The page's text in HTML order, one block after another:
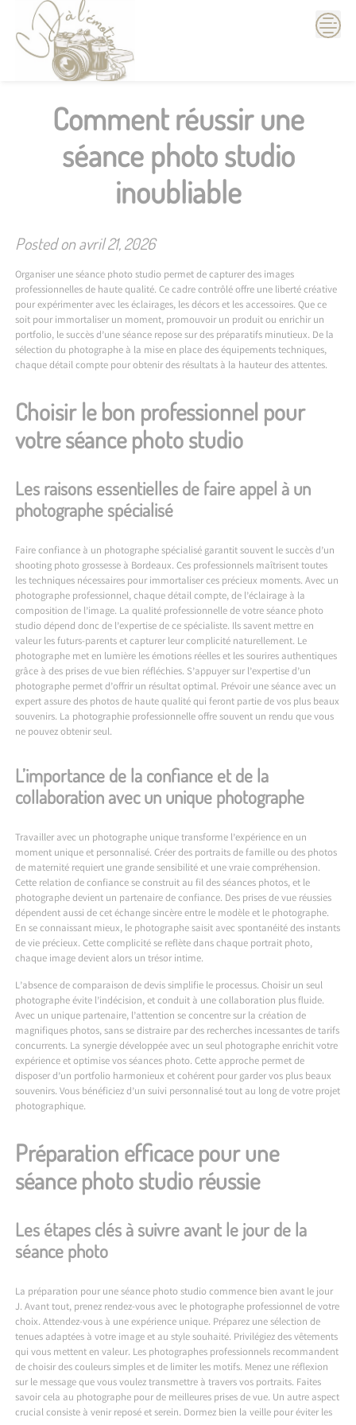
content
Comment réussir une
séance photo studio
inoubliable
Posted onavril 21, 2026
Organiser une séance photo studio permet de capturer des images
professionnelles de haute qualité. Ce cadre contrôlé offre une liberté créative
pour expérimenter avec les éclairages, les décors et les accessoires. Que ce
soit pour immortaliser un moment, promouvoir un produit ou enrichir un
portfolio, le succès d’une séance repose sur des préparatifs minutieux. De la
sélection du photographe à la mise en place des équipements techniques,
chaque détail compte pour obtenir des résultats à la hauteur des attentes.
Choisir le bon professionnel pour
votre séance photo studio
Les raisons essentielles de faire appel à un
photographe spécialisé
Faire confiance à un photographe spécialisé garantit souvent le succès d’un
shooting photo grossesse à Bordeaux. Ces professionnels maîtrisent toutes
les techniques nécessaires pour immortaliser ces précieux moments. Avec un
photographe professionnel, chaque détail compte, de l’éclairage à la
composition de l’image. La qualité professionnelle de votre séance photo
studio dépend donc de l’expertise de ce spécialiste. Ils savent mettre en
valeur les futurs-parents et capturer leur complicité naturellement. Le
photographe met en lumière les émotions réelles et les sourires authentiques
grâce à des prises de vue bien réfléchies. S’appuyer sur l’expertise d’un
photographe permet d’offrir un résultat optimal. Prévoir une séance avec un
expert assure des photos de haute qualité qui feront partie de vos plus beaux
souvenirs. La photographie professionnelle offre souvent un rendu que vous
ne pouvez obtenir seul.
L’importance de la confiance et de la
collaboration avec un unique photographe
Travailler avec un photographe unique transforme l’expérience en un
moment unique et personnalisé. Créer des portraits de famille ou des photos
de maternité requiert une grande sensibilité et une vraie compréhension.
Cette relation de confiance se construit au fil des séances photos, et le
photographe devient un partenaire de confiance. Des prises de vue réussies
dépendent aussi de cet échange sincère entre le modèle et le photographe.
En se connaissant mieux, le photographe saisit avec spontanéité des instants
de vie précieux. Cette complicité se reflète dans chaque portrait photo,
chaque image devient alors un trésor intime.
L’absence de comparaison de devis simplifie le processus. Choisir un seul
photographe évite l’indécision, et conduit à une collaboration plus fluide.
Avec un unique partenaire, l’attention se concentre sur la création de
magnifiques photos, sans se distraire par des recherches incessantes de tarifs
concurrents. La synergie développée avec un seul photographe enrichit votre
expérience et optimise vos séances photo. Cette approche permet de
disposer d’un portfolio harmonieux et cohérent pour garder vos plus beaux
souvenirs. Vous bénéficiez d’un suivi personnalisé tout au long de votre projet
photographique.
Préparation efficace pour une
séance photo studio réussie
Les étapes clés à suivre avant le jour de la
séance photo
La préparation pour une séance photo studio commence bien avant le jour
J. Avant tout, prenez rendez-vous avec le photographe professionnel de votre
choix. Attendez-vous à une expérience unique. Préparez une sélection de
tenues adaptées à votre image et au style souhaité. Privilégiez des vêtements
qui vous mettent en valeur. Les photographes professionnels recommandent
de choisir des couleurs simples et de limiter les motifs. Menez une réflexion
sur le message que vous voulez transmettre à travers vos portraits. Faites
savoir cela au photographe pour de meilleures prises de vue. Un autre aspect
crucial consiste à venir reposé et serein. Dormez bien la veille pour éviter les